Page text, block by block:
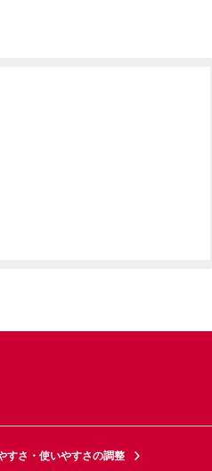
すさ・使いやすさの調整